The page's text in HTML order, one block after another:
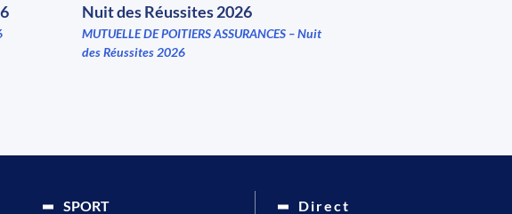
Nuit des Réussites 2026
MUTUELLE DE POITIERS ASSURANCES – Nuit
des Réussites 2026
SPORT Direct